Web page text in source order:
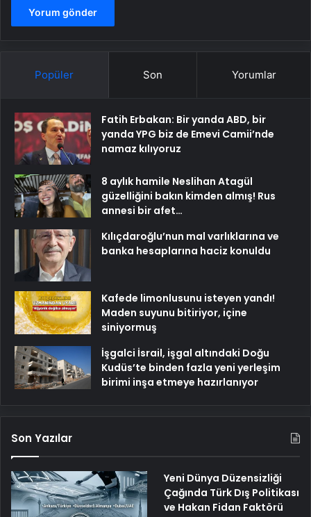
Popüler Son Yorumlar
Fatih Erbakan: Bir yanda ABD, bir
yanda YPG biz de Emevi Camii’nde
namaz kılıyoruz
8 aylık hamile Neslihan Atagül
güzelliğini bakın kimden almış! Rus
annesi bir afet…
Kılıçdaroğlu’nun mal varlıklarına ve
banka hesaplarına haciz konuldu
Kafede limonlusunu isteyen yandı!
Maden suyunu bitiriyor, içine
siniyormuş
İşgalci İsrail, işgal altındaki Doğu
Kudüs’te binden fazla yeni yerleşim
birimi inşa etmeye hazırlanıyor
Son Yazılar
Yeni Dünya Düzensizliği
Çağında Türk Dış Politikası
ve Hakan Fidan Faktörü